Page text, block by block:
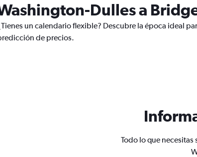
Dulles a
un calendario flexible? Descubre la época ideal
de precios.
Todo lo que